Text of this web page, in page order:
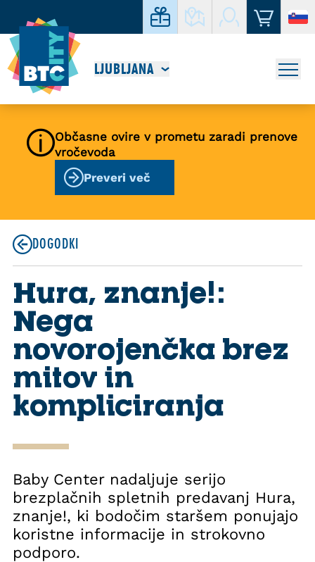
LJUBLJANA
Občasne ovire v prometu zaradi prenove
vročevoda
Preveri več
DOGODKI
Hura, znanje!:
Nega
novorojenčka brez
mitov in
kompliciranja
Baby Center nadaljuje serijo
brezplačnih spletnih predavanj Hura,
znanje!, ki bodočim staršem ponujajo
koristne informacije in strokovno
podporo.